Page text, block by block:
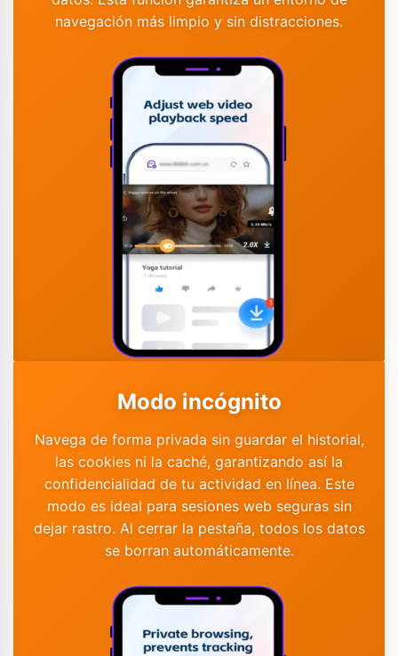
navegación más limpio y sin distracciones.
Modo incógnito
Navega de forma privada sin guardar el historial,
las cookies ni la caché, garantizando así la
confidencialidad de tu actividad en línea. Este
modo es ideal para sesiones web seguras sin
dejar rastro. Al cerrar la pestaña, todos los datos
se borran automáticamente.